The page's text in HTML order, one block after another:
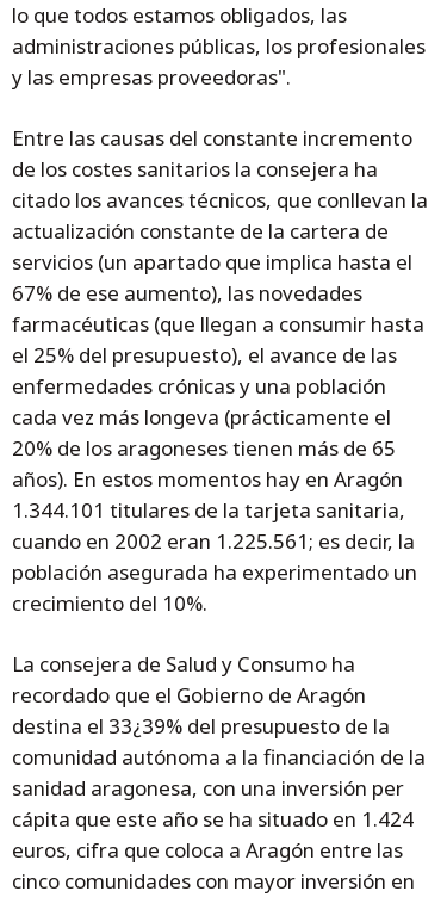
lo que todos estamos obligados, las
administraciones públicas, los profesionales
y las empresas proveedoras".
Entre las causas del constante incremento
de los costes sanitarios la consejera ha
citado los avances técnicos, que conllevan la
actualización constante de la cartera de
servicios (un apartado que implica hasta el
67% de ese aumento), las novedades
farmacéuticas (que llegan a consumir hasta
el 25% del presupuesto), el avance de las
enfermedades crónicas y una población
cada vez más longeva (prácticamente el
20% de los aragoneses tienen más de 65
años). En estos momentos hay en Aragón
1.344.101 titulares de la tarjeta sanitaria,
cuando en 2002 eran 1.225.561; es decir, la
población asegurada ha experimentado un
crecimiento del 10%.
La consejera de Salud y Consumo ha
recordado que el Gobierno de Aragón
destina el 33¿39% del presupuesto de la
comunidad autónoma a la financiación de la
sanidad aragonesa, con una inversión per
cápita que este año se ha situado en 1.424
euros, cifra que coloca a Aragón entre las
cinco comunidades con mayor inversión en